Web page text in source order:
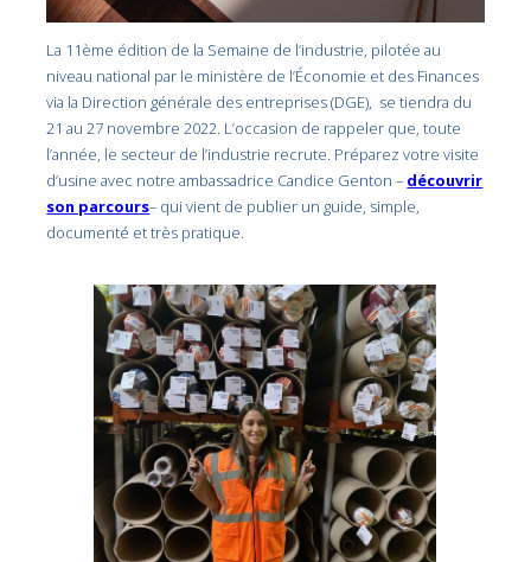
La 11ème édition de la Semaine de l’industrie, pilotée au
niveau national par le ministère de l’Économie et des Finances
via la Direction générale des entreprises (DGE), se tiendra du
21 au 27 novembre 2022. L’occasion de rappeler que, toute
l’année, le secteur de l’industrie recrute. Préparez votre visite
d’usine avec notre ambassadrice Candice Genton – découvrir
son parcours– qui vient de publier un guide, simple,
documenté et très pratique.